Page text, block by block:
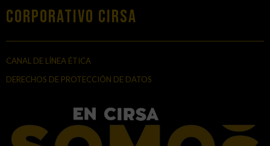
Corporativo Cirsa
CANAL DE LÍNEA ÉTICA
DERECHOS DE PROTECCIÓN DE DATOS